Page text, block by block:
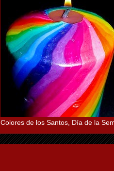
Colores de los Santos, Día de la